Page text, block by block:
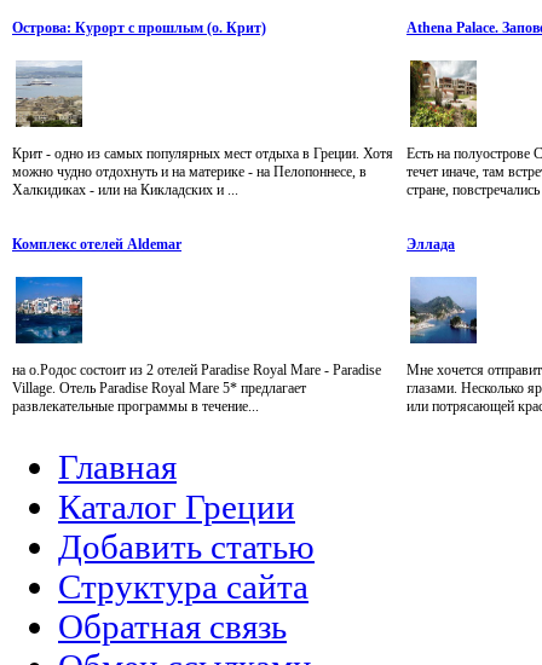
Острова: Курорт с прошлым (о. Крит)
Крит - одно из самых популярных мест отдыха в Греции. Хотя
можно чудно отдохнуть и на материке - на Пелопоннесе, в
Халкидиках - или на Кикладских и ...
Athena Palace.
Есть на полуострове
течет иначе, там
стране,
Комплекс отелей Aldemar
на о.Родос состоит из 2 отелей Paradise Royal Mare - Paradise
Village. Отель Paradise Royal Mare 5* предлагает
развлекательные программы в течение...
Эллада
Мне хочется
глазами. Несколько
или потрясающей
Главная
Каталог Греции
Добавить статью
Структура сайта
Обратная связь